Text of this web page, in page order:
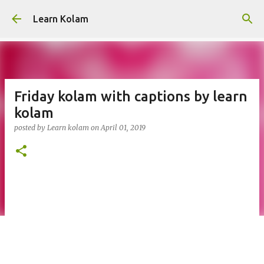
Learn Kolam
Friday kolam with captions by learn
kolam
posted by Learn kolam onApril 01, 2019